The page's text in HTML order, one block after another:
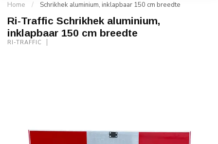
Home / Schrikhek aluminium, inklapbaar 150 cm breedte
Ri-Traffic Schrikhek aluminium,
inklapbaar 150 cm breedte
RI-TRAFFIC